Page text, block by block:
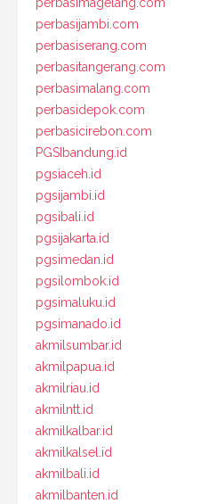
perbasijambi.com
perbasiserang.com
perbasitangerang.com
perbasimalang.com
perbasidepok.com
perbasicirebon.com
PGSIbandung.id
pgsiaceh.id
pgsijambi.id
pgsibali.id
pgsijakarta.id
pgsimedan.id
pgsilombok.id
pgsimaluku.id
pgsimanado.id
akmilsumbar.id
akmilpapua.id
akmilriau.id
akmilntt.id
akmilkalbar.id
akmilkalsel.id
akmilbali.id
akmilbanten.id